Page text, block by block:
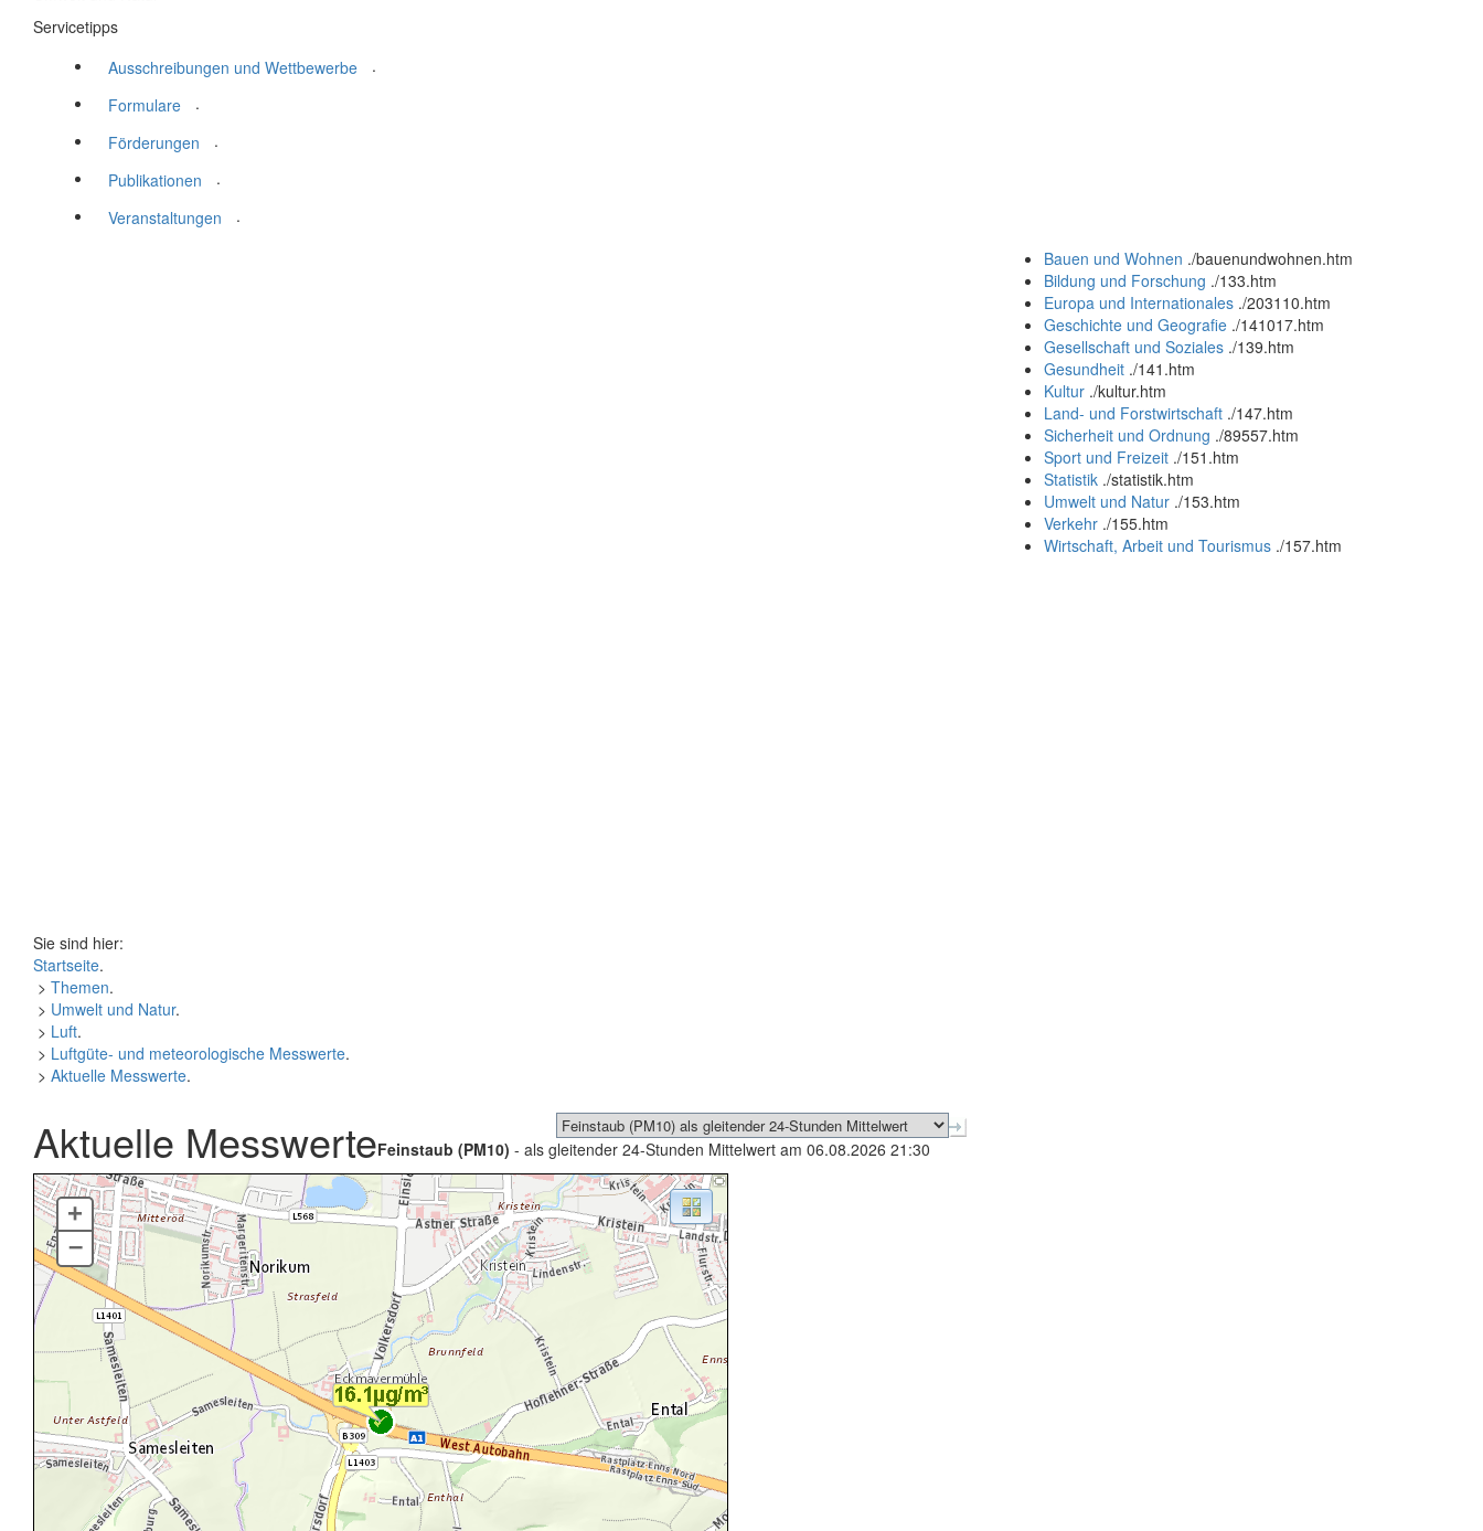
Servicetipps
Ausschreibungen und Wettbewerbe
.
Formulare
.
Förderungen
.
Publikationen
.
Veranstaltungen
.
Bauen und Wohnen ./bauenundwohnen.htm
Bildung und Forschung ./133.htm
Europa und Internationales ./203110.htm
Geschichte und Geografie ./141017.htm
Gesellschaft und Soziales ./139.htm
Gesundheit ./141.htm
Kultur ./kultur.htm
Land- und Forstwirtschaft ./147.htm
Sicherheit und Ordnung ./89557.htm
Sport und Freizeit ./151.htm
Statistik ./statistik.htm
Umwelt und Natur ./153.htm
Verkehr ./155.htm
Wirtschaft, Arbeit und Tourismus ./157.htm
Sie sind hier:
Startseite.
> Themen.
> Umwelt und Natur.
> Luft.
> Luftgüte- und meteorologische Messwerte.
> Aktuelle Messwerte.
Aktuelle MesswerteFeinstaub (PM10) - als gleitender 24-Stunden Mittelwert am 06.08.2026 21:30
+
–